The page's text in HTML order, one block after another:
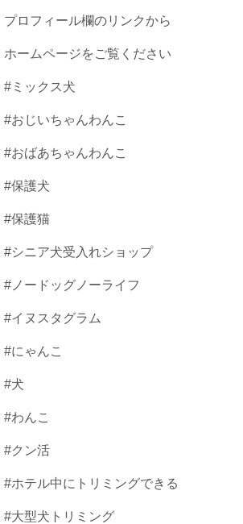
プロフィール欄のリンクから
ホームページをご覧ください
#ミックス犬
#おじいちゃんわんこ
#おばあちゃんわんこ
#保護犬
#保護猫
#シニア犬受入れショップ
#ノードッグノーライフ
#イヌスタグラム
#にゃんこ
#犬
#わんこ
#クン活
#ホテル中にトリミングできる
#大型犬トリミング